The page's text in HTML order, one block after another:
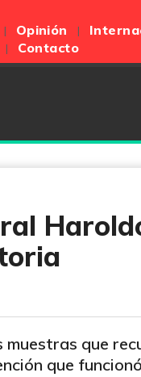
Opinión
Contacto
muestras que
que